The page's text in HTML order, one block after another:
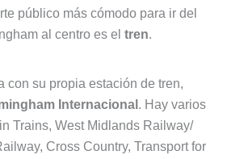
público más cómodo para ir del
al centro es el tren.
con su propia estación de tren,
Internacional . Hay varios
Trains, West Midlands Railway/
Cross Country, Transport for